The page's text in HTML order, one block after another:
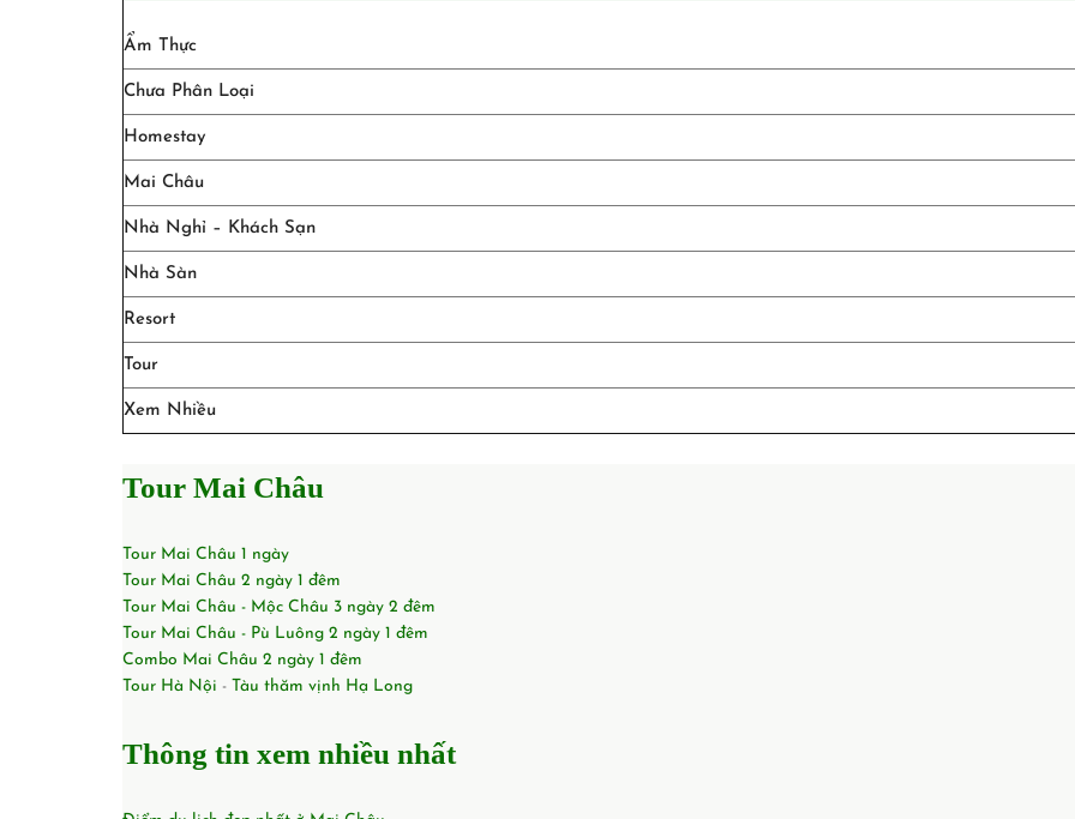
Ẩm Thực
Chưa Phân Loại
Homestay
Mai Châu
Nhà Nghỉ – Khách Sạn
Nhà Sàn
Resort
Tour
Xem Nhiều
Tour Mai Châu
Tour Mai Châu 1 ngày
Tour Mai Châu 2 ngày 1 đêm
Tour Mai Châu - Mộc Châu 3 ngày 2 đêm
Tour Mai Châu - Pù Luông 2 ngày 1 đêm
Combo Mai Châu 2 ngày 1 đêm
Tour Hà Nội - Tàu thăm vịnh Hạ Long
Thông tin xem nhiều nhất